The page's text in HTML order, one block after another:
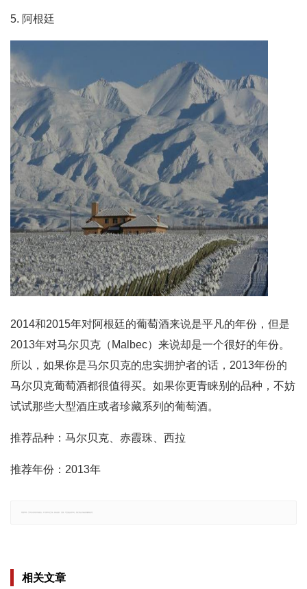
5. 阿根廷
2014和2015年对阿根廷的葡萄酒来说是平凡的年份，但是
2013年对马尔贝克（Malbec）来说却是一个很好的年份。
所以，如果你是马尔贝克的忠实拥护者的话，2013年份的
马尔贝克葡萄酒都很值得买。如果你更青睐别的品种，不妨
试试那些大型酒庄或者珍藏系列的葡萄酒。
推荐品种：马尔贝克、赤霞珠、西拉
推荐年份：2013年
郑重声明：文章仅代表原作者观点，不代表本站立场；如有侵权、违规，可直接反馈本站，我们将会作修改或删除处理。
相关文章